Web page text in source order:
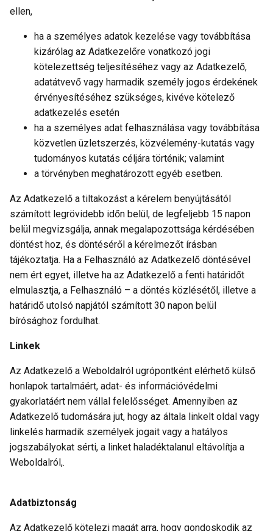
ellen,
ha a személyes adatok kezelése vagy továbbítása
kizárólag az Adatkezelőre vonatkozó jogi
kötelezettség teljesítéséhez vagy az Adatkezelő,
adatátvevő vagy harmadik személy jogos érdekének
érvényesítéséhez szükséges, kivéve kötelező
adatkezelés esetén
ha a személyes adat felhasználása vagy továbbítása
közvetlen üzletszerzés, közvélemény-kutatás vagy
tudományos kutatás céljára történik; valamint
a törvényben meghatározott egyéb esetben.
Az Adatkezelő a tiltakozást a kérelem benyújtásától
számított legrövidebb időn belül, de legfeljebb 15 napon
belül megvizsgálja, annak megalapozottsága kérdésében
döntést hoz, és döntéséről a kérelmezőt írásban
tájékoztatja. Ha a Felhasználó az Adatkezelő döntésével
nem ért egyet, illetve ha az Adatkezelő a fenti határidőt
elmulasztja, a Felhasználó – a döntés közlésétől, illetve a
határidő utolsó napjától számított 30 napon belül
bírósághoz fordulhat.
Linkek
Az Adatkezelő a Weboldalról ugrópontként elérhető külső
honlapok tartalmáért, adat- és információvédelmi
gyakorlatáért nem vállal felelősséget. Amennyiben az
Adatkezelő tudomására jut, hogy az általa linkelt oldal vagy
linkelés harmadik személyek jogait vagy a hatályos
jogszabályokat sérti, a linket haladéktalanul eltávolítja a
Weboldalról,.
Adatbiztonság
Az Adatkezelő kötelezi magát arra, hogy gondoskodik az